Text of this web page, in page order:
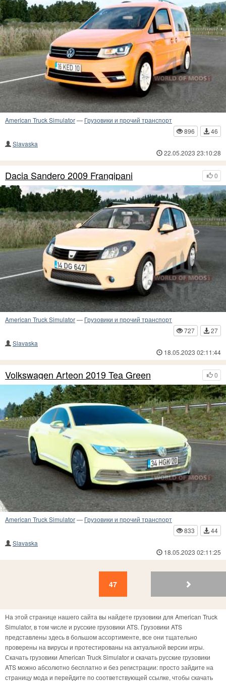
American Truck Simulator— Грузовики и прочий транспорт
896
46
Slavaska
22.05.2023 23:10:28
0
Dacia Sandero 2009 Frangipani
American Truck Simulator— Грузовики и прочий транспорт
727
27
Slavaska
18.05.2023 02:11:44
0
Volkswagen Arteon 2019 Tea Green
American Truck Simulator— Грузовики и прочий транспорт
833
44
Slavaska
18.05.2023 02:11:25
43 42 41 40 39 38
47
На этой странице нашего сайта вы найдете грузовики для American Truck
Simulator, в том числе и русские грузовики ATS. Грузовики ATS
представлены здесь в большом ассортименте, все они тщательно
проверены на вирусы и протестированы на актуальной версии игры.
Скачать грузовики American Truck Simulator и скачать русские грузовики
ATS можно абсолютно бесплатно и без регистрации: просто зайдите на
страницу мода и перейдите по соответствующей ссылке, чтобы скачать